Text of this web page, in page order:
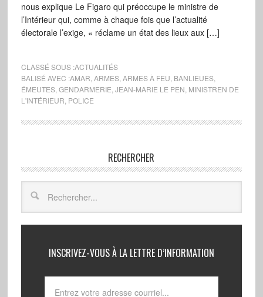
nous explique Le Figaro qui préoccupe le ministre de
l’Intérieur qui, comme à chaque fois que l’actualité
électorale l’exige, « réclame un état des lieux aux […]
CLASSÉ SOUS :ACTUALITÉS
BALISÉ AVEC :AMAR ARMES, ARMES À FEU BANLIEUES,
ÉMEUTES, GENDARMERIE JEAN-MARIE LE PEN MINISTREN DE
L'INTÉRIEUR POLICE
RECHERCHER
INSCRIVEZ-VOUS À LA LETTRE D’INFORMATION